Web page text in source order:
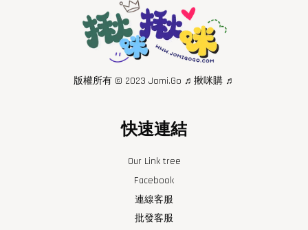
版權所有 © 2023 Jomi.Go ♬揪咪購 ♬
快速連結
Our Link tree
Facebook
連線客服
批發客服